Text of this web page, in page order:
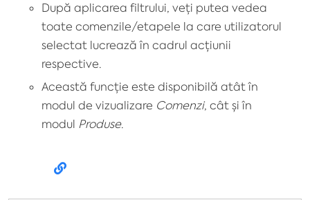
După aplicarea filtrului, veți putea vedea
toate comenzile/etapele la care utilizatorul
selectat lucrează în cadrul acțiunii
respective.
Această funcție este disponibilă atât în
modul de vizualizare Comenzi, cât și în
modul Produse.